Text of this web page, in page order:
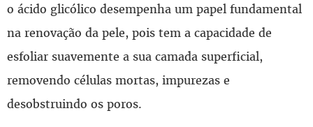
o ácido glicólico desempenha um papel fundamental
na renovação da pele, pois tem a capacidade de
esfoliar suavemente a sua camada superficial,
removendo células mortas, impurezas e
desobstruindo os poros.